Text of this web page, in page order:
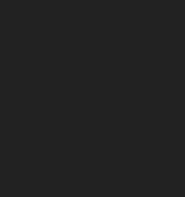
o atendimento